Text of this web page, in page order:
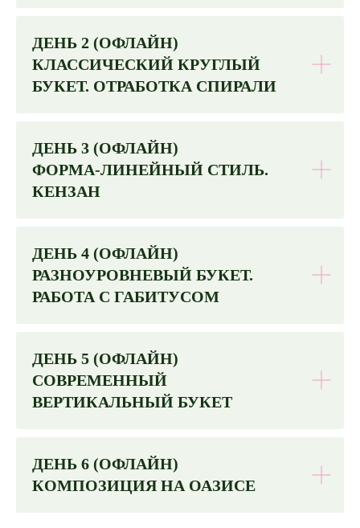
ДЕНЬ 2 (ОФЛАЙН)
КЛАССИЧЕСКИЙ КРУГЛЫЙ
БУКЕТ. ОТРАБОТКА СПИРАЛИ
ДЕНЬ 3 (ОФЛАЙН)
ФОРМА-ЛИНЕЙНЫЙ СТИЛЬ.
КЕНЗАН
ДЕНЬ 4 (ОФЛАЙН)
РАЗНОУРОВНЕВЫЙ БУКЕТ.
РАБОТА С ГАБИТУСОМ
ДЕНЬ 5 (ОФЛАЙН)
СОВРЕМЕННЫЙ
ВЕРТИКАЛЬНЫЙ БУКЕТ
ДЕНЬ 6 (ОФЛАЙН)
КОМПОЗИЦИЯ НА ОАЗИСЕ